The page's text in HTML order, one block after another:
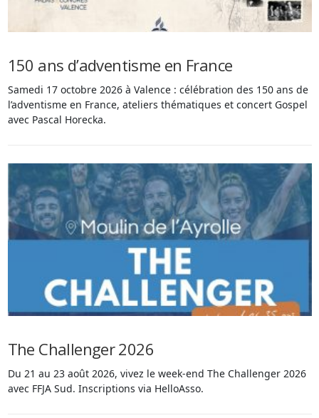
150 ans d’adventisme en France
Samedi 17 octobre 2026 à Valence : célébration des 150 ans de
l’adventisme en France, ateliers thématiques et concert Gospel
avec Pascal Horecka.
The Challenger 2026
Du 21 au 23 août 2026, vivez le week-end The Challenger 2026
avec FFJA Sud. Inscriptions via HelloAsso.